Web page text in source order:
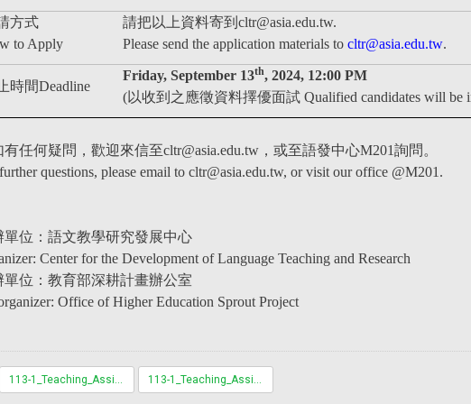
方式
to Apply
請把以上資料寄到cltr@asia.edu.tw.
Please send the application materials to cltr@asia.edu.tw.
時間Deadline
Friday, September 13th, 2024, 12:00 PM
(以收到之應徵資料擇優面試 Qualified candidates will be
任何疑問，歡迎來信至cltr@asia.edu.tw，或至語發中心M201詢問。
questions, please email to cltr@asia.edu.tw, or visit our office @M201.
單位：語文教學研究發展中心
Center for the Development of Language Teaching and Research
單位：教育部深耕計畫辦公室
Office of Higher Education Sprout Project